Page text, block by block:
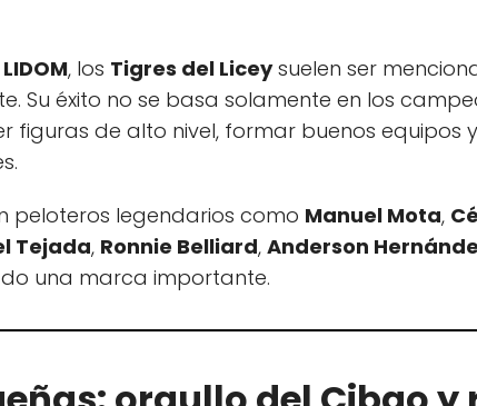
LIDOM, los Tigres del Liceysuelen ser
Su éxito no se basa solamente en los
de alto nivel, formar buenos equipos
peloteros legendarios como Manuel Mota,
Tejada, Ronnie Belliard, Anderson
una marca importante.